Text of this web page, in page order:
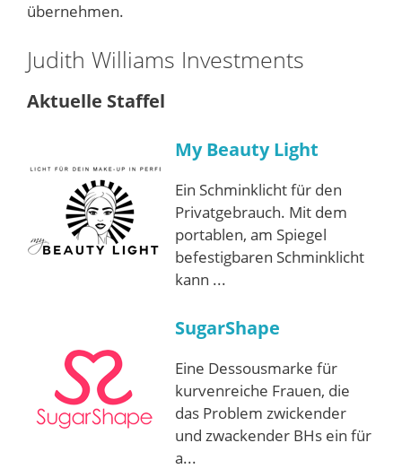
übernehmen.
Judith Williams Investments
Aktuelle Staffel
My Beauty Light
Ein Schminklicht für den
Privatgebrauch. Mit dem
portablen, am Spiegel
befestigbaren Schminklicht
kann ...
SugarShape
Eine Dessousmarke für
kurvenreiche Frauen, die
das Problem zwickender
und zwackender BHs ein für
a...